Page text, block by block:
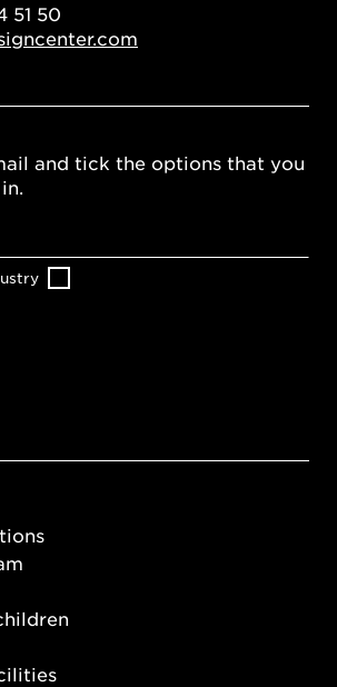
51 50
and tick the options that you